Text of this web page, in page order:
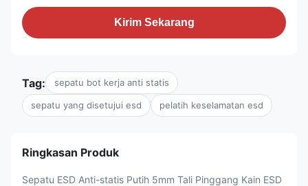
Kirim Sekarang
Tag: sepatu bot kerja anti statis
sepatu yang disetujui esd pelatih keselamatan esd
Ringkasan Produk
Sepatu ESD Anti-statis Putih 5mm Tali Pinggang Kain ESD